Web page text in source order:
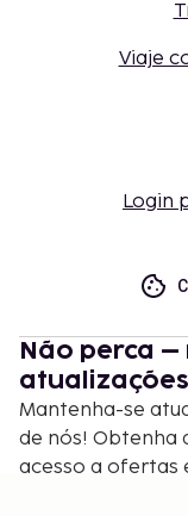
Viaje
Login
Não perca
atualizações
Mantenha-se
de nós! Obtenha
acesso a ofertas